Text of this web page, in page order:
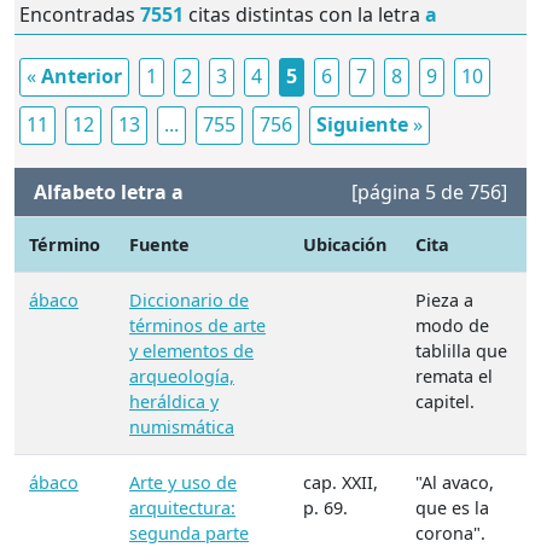
Encontradas 7551 citas distintas con la letra a
«Anterior 1 2 3 4 5 6 7 8 9
10
11
12 13 ... 755 756 Siguiente»
Alfabeto letra a [página 5 de 756]
Término Fuente Ubicación Cita
ábaco
Diccionario de
términos de arte
y elementos de
arqueología,
heráldica y
numismática
Pieza a
modo de
tablilla que
remata el
capitel.
ábaco
Arte y uso de
arquitectura:
segunda parte
cap. XXII,
p. 69.
"Al avaco,
que es la
corona".